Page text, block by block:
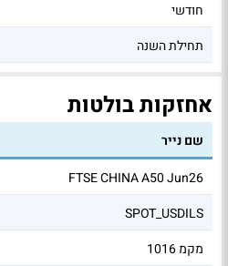
חודשי
תחילת השנה
אחזקות בולטות
שם נייר
FTSE CHINA A50 Jun26
SPOT_USDILS
מקמ 1016